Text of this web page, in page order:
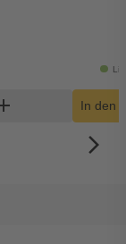
MengeIn den
arrow_forward_ios